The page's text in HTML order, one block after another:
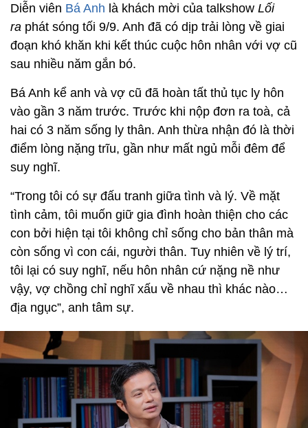
Diễn viên Bá Anh là khách mời của talkshow Lối
ra phát sóng tối 9/9. Anh đã có dịp trải lòng về giai
đoạn khó khăn khi kết thúc cuộc hôn nhân với vợ cũ
sau nhiều năm gắn bó.
Bá Anh kể anh và vợ cũ đã hoàn tất thủ tục ly hôn
vào gần 3 năm trước. Trước khi nộp đơn ra toà, cả
hai có 3 năm sống ly thân. Anh thừa nhận đó là thời
điểm lòng nặng trĩu, gần như mất ngủ mỗi đêm để
suy nghĩ.
“Trong tôi có sự đấu tranh giữa tình và lý. Về mặt
tình cảm, tôi muốn giữ gia đình hoàn thiện cho các
con bởi hiện tại tôi không chỉ sống cho bản thân mà
còn sống vì con cái, người thân. Tuy nhiên về lý trí,
tôi lại có suy nghĩ, nếu hôn nhân cứ nặng nề như
vậy, vợ chồng chỉ nghĩ xấu về nhau thì khác nào…
địa ngục”, anh tâm sự.